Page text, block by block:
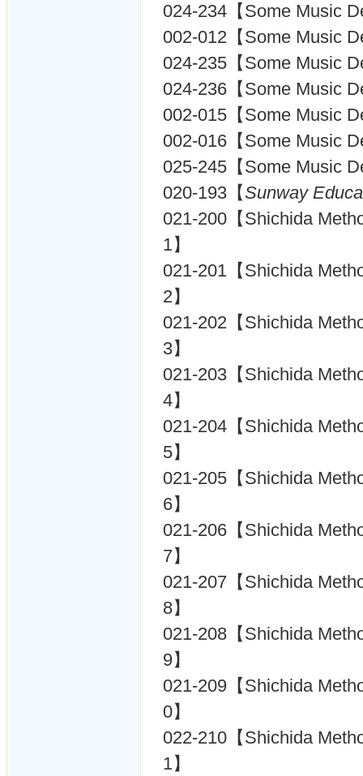
024-234【Some Music
002-012【Some Music
024-235【Some Music
024-236【Some Music
002-015【Some Music
002-016【Some Music
025-245【Some Music
020-193【Sunway
021-200【Shichida
1】
021-201【Shichida
2】
021-202【Shichida
3】
021-203【Shichida
4】
021-204【Shichida
5】
021-205【Shichida
6】
021-206【Shichida
7】
021-207【Shichida
8】
021-208【Shichida
9】
021-209【Shichida
0】
022-210【Shichida
1】